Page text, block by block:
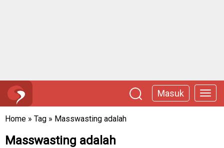
Masuk
Home » Tag » Masswasting adalah
Masswasting adalah